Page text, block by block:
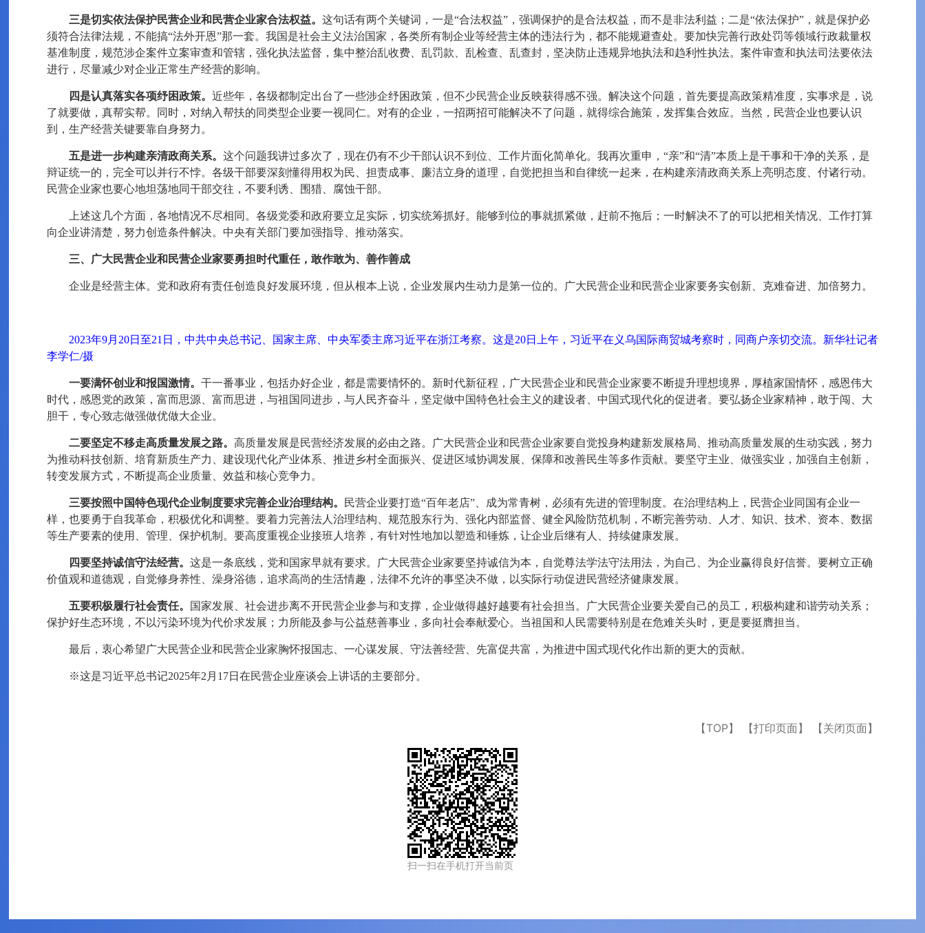
三是切实依法保护民营企业和民营企业家合法权益。 这句话有两个关键词，一是“合法权益”，强调保护的是合法权益，而不是非法利益；二是“依法保护”，就是保护必
须符合法律法规，不能搞“法外开恩”那一套。我国是社会主义法治国家，各类所有制企业等经营主体的违法行为，都不能规避查处。要加快完善行政处罚等领域行政裁量权
基准制度，规范涉企案件立案审查和管辖，强化执法监督，集中整治乱收费、乱罚款、乱检查、乱查封，坚决防止违规异地执法和趋利性执法。案件审查和执法司法要依法
进行，尽量减少对企业正常生产经营的影响。
四是认真落实各项纾困政策。 近些年，各级都制定出台了一些涉企纾困政策，但不少民营企业反映获得感不强。解决这个问题，首先要提高政策精准度，实事求是，说
了就要做，真帮实帮。同时，对纳入帮扶的同类型企业要一视同仁。对有的企业，一招两招可能解决不了问题，就得综合施策，发挥集合效应。当然，民营企业也要认识
到，生产经营关键要靠自身努力。
五是进一步构建亲清政商关系。 这个问题我讲过多次了，现在仍有不少干部认识不到位、工作片面化简单化。我再次重申，“亲”和“清”本质上是干事和干净的关系，是
辩证统一的，完全可以并行不悖。各级干部要深刻懂得用权为民、担责成事、廉洁立身的道理，自觉把担当和自律统一起来，在构建亲清政商关系上亮明态度、付诸行动。
民营企业家也要心地坦荡地同干部交往，不要利诱、围猎、腐蚀干部。
上述这几个方面，各地情况不尽相同。各级党委和政府要立足实际，切实统筹抓好。能够到位的事就抓紧做，赶前不拖后；一时解决不了的可以把相关情况、工作打算
向企业讲清楚，努力创造条件解决。中央有关部门要加强指导、推动落实。
三、广大民营企业和民营企业家要勇担时代重任，敢作敢为、善作善成
企业是经营主体。党和政府有责任创造良好发展环境，但从根本上说，企业发展内生动力是第一位的。广大民营企业和民营企业家要务实创新、克难奋进、加倍努力。
2023年9月20日至21日，中共中央总书记、国家主席、中央军委主席习近平在浙江考察。这是20日上午，习近平在义乌国际商贸城考察时，同商户亲切交流。新华社记者
李学仁/摄
一要满怀创业和报国激情。 干一番事业，包括办好企业，都是需要情怀的。新时代新征程，广大民营企业和民营企业家要不断提升理想境界，厚植家国情怀，感恩伟大
时代，感恩党的政策，富而思源、富而思进，与祖国同进步，与人民齐奋斗，坚定做中国特色社会主义的建设者、中国式现代化的促进者。要弘扬企业家精神，敢于闯、大
胆干，专心致志做强做优做大企业。
二要坚定不移走高质量发展之路。 高质量发展是民营经济发展的必由之路。广大民营企业和民营企业家要自觉投身构建新发展格局、推动高质量发展的生动实践，努力
为推动科技创新、培育新质生产力、建设现代化产业体系、推进乡村全面振兴、促进区域协调发展、保障和改善民生等多作贡献。要坚守主业、做强实业，加强自主创新，
转变发展方式，不断提高企业质量、效益和核心竞争力。
三要按照中国特色现代企业制度要求完善企业治理结构。
民营企业要打造“百年老店”、成为常青树，必须有先进的管理制度。在治理结构上，民营企业同国有企业一
样，也要勇于自我革命，积极优化和调整。要着力完善法人治理结构、规范股东行为、强化内部监督、健全风险防范机制，不断完善劳动、人才、知识、技术、资本、数据
等生产要素的使用、管理、保护机制。要高度重视企业接班人培养，有针对性地加以塑造和锤炼，让企业后继有人、持续健康发展。
四要坚持诚信守法经营。 这是一条底线，党和国家早就有要求。广大民营企业家要坚持诚信为本，自觉尊法学法守法用法，为自己、为企业赢得良好信誉。要树立正确
价值观和道德观，自觉修身养性、澡身浴德，追求高尚的生活情趣，法律不允许的事坚决不做，以实际行动促进民营经济健康发展。
五要积极履行社会责任。
国家发展、社会进步离不开民营企业参与和支撑，企业做得越好越要有社会担当。广大民营企业要关爱自己的员工，积极构建和谐劳动关系；
保护好生态环境，不以污染环境为代价求发展；力所能及参与公益慈善事业，多向社会奉献爱心。当祖国和人民需要特别是在危难关头时，更是要挺膺担当。
最后，衷心希望广大民营企业和民营企业家胸怀报国志、一心谋发展、守法善经营、先富促共富，为推进中国式现代化作出新的更大的贡献。
※这是习近平总书记2025年2月17日在民营企业座谈会上讲话的主要部分。
【TOP】 【打印页面】 【关闭页面】
扫一扫在手机打开当前页